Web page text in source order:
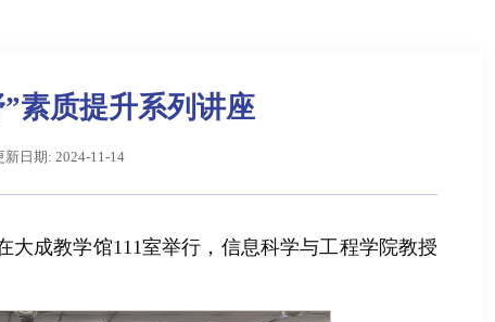
素质提升系列讲座
新日期: 2024-11-14
大成教学馆111室举行，信息科学与工程学院教授